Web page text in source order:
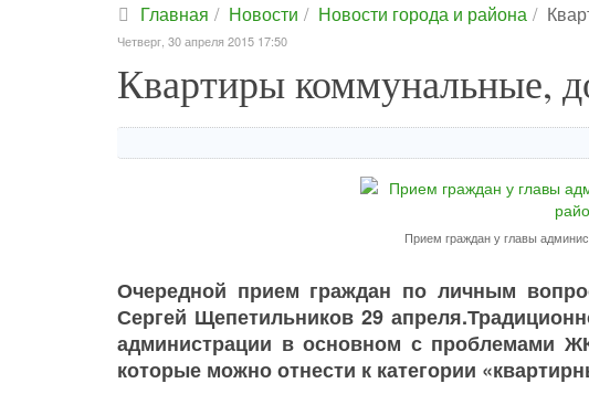
Главная Новости Новости города и района
Четверг, 30 апреля 2015 17:50
Квартиры коммунальные,
Прием граждан у главы
Очередной прием граждан по личным
Сергей Щепетильников 29
администрации в основном с проблемами
которые можно отнести к категории